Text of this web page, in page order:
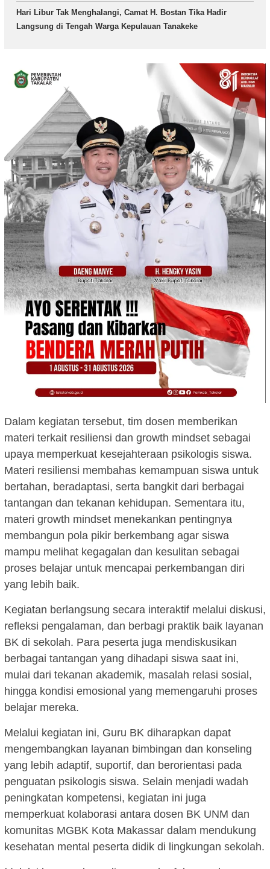
Hari Libur Tak Menghalangi, Camat H. Bostan Tika Hadir
Langsung di Tengah Warga Kepulauan Tanakeke
Dalam kegiatan tersebut, tim dosen memberikan
materi terkait resiliensi dan growth mindset sebagai
upaya memperkuat kesejahteraan psikologis siswa.
Materi resiliensi membahas kemampuan siswa untuk
bertahan, beradaptasi, serta bangkit dari berbagai
tantangan dan tekanan kehidupan. Sementara itu,
materi growth mindset menekankan pentingnya
membangun pola pikir berkembang agar siswa
mampu melihat kegagalan dan kesulitan sebagai
proses belajar untuk mencapai perkembangan diri
yang lebih baik.
Kegiatan berlangsung secara interaktif melalui diskusi,
refleksi pengalaman, dan berbagi praktik baik layanan
BK di sekolah. Para peserta juga mendiskusikan
berbagai tantangan yang dihadapi siswa saat ini,
mulai dari tekanan akademik, masalah relasi sosial,
hingga kondisi emosional yang memengaruhi proses
belajar mereka.
Melalui kegiatan ini, Guru BK diharapkan dapat
mengembangkan layanan bimbingan dan konseling
yang lebih adaptif, suportif, dan berorientasi pada
penguatan psikologis siswa. Selain menjadi wadah
peningkatan kompetensi, kegiatan ini juga
memperkuat kolaborasi antara dosen BK UNM dan
komunitas MGBK Kota Makassar dalam mendukung
kesehatan mental peserta didik di lingkungan sekolah.